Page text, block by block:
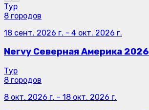
Тур
8 городов
18 сент. 2026 г. - 4 окт. 2026 г.
Nervy Северная Америка 2026
Тур
8 городов
8 окт. 2026 г. - 18 окт. 2026 г.